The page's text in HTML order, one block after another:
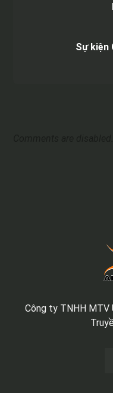
Sự kiện
Công ty TNHH MTV